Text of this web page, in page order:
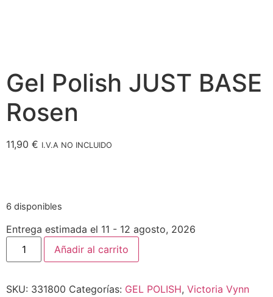
Gel Polish JUST BASE
Rosen
11,90 € I.V.A NO INCLUIDO
6 disponibles
Entrega estimada el 11 - 12 agosto, 2026
Añadir al carrito
SKU: 331800 Categorías: GEL POLISH, Victoria Vynn